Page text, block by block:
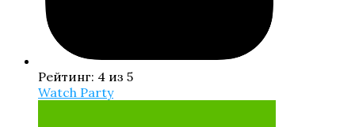
Рейтинг: 4 из 5
Watch Party